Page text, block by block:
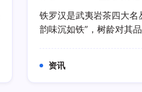
汉
茶
树
铁罗汉是武夷岩茶四大名
韵味沉如铁”，树龄对其
资讯